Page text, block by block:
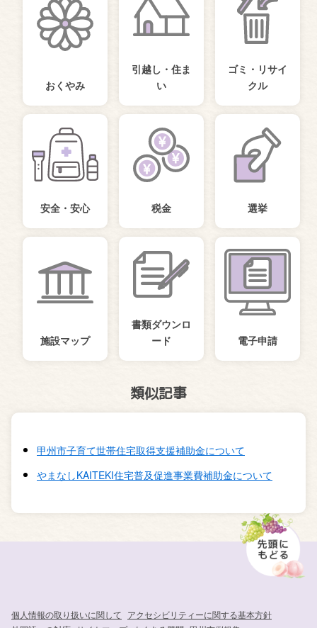
おくやみ
引越し・住ま
い
ゴミ・リサイ
クル
安全・安心 税金 選挙
施設マップ
書類ダウンロ
ード
電子申請
類似記事
甲州市子育て世帯住宅取得支援補助金について
やまなしKAITEKI住宅普及促進事業費補助金について
個人情報の取り扱いに関して アクセシビリティーに関する基本方針